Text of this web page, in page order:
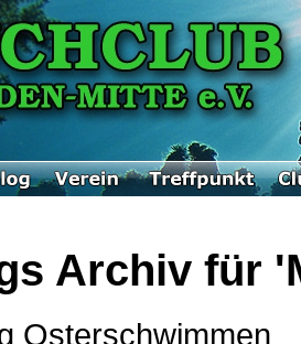
Archiv für
Osterschwimmen